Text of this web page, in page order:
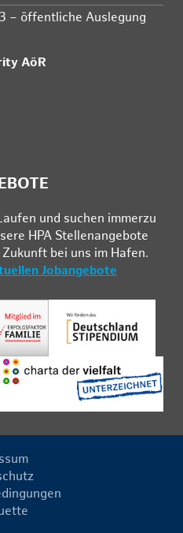
– öffentliche Auslegung
AöR
und su­chen im­mer­zu
HPA Stel­len­an­ge­bo­te
bei uns im Ha­fen.
Jobangebote